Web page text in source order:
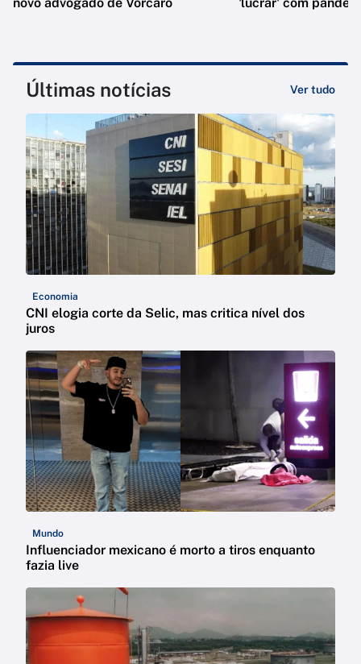
novo advogado de Vorcaro
'lucrar' com
Últimas notícias Ver tudo
Economia
CNI elogia corte da Selic, mas critica nível dos
juros
Mundo
Influenciador mexicano é morto a tiros enquanto
fazia live